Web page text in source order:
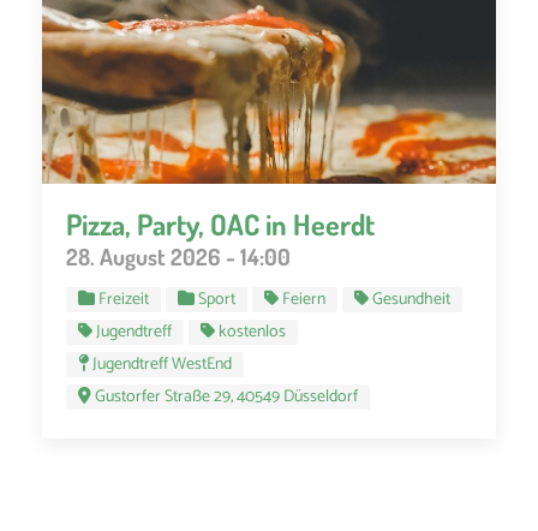
Pizza, Party, OAC in Heerdt
28. August 2026 - 14:00
Freizeit Sport Feiern
Gesundheit
Jugendtreff
kostenlos
Jugendtreff WestEnd
Gustorfer Straße 29, 40549 Düsseldorf